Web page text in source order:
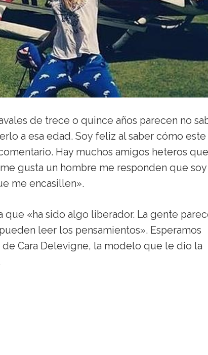
de trece o quince años parecen no
a esa edad. Soy feliz al saber cómo este
Hay muchos amigos heteros
gusta un hombre me responden que soy
me encasillen».
que «ha sido algo liberador. La gente
leer los pensamientos». Esperamos
Cara Delevigne, la modelo que le dio la